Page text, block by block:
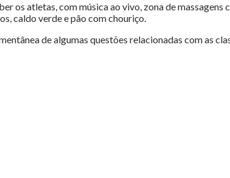
os atletas, com música ao vivo, zona de
caldo verde e pão com chouriço.
de algumas questões relacionadas com as